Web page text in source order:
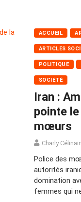
ACCUEIL
ARTICLES
POLITIQUE
SOCIÉTÉ
Iran :
pointe
mœurs
Charly Célinain
Police des
autorités
domination
femmes qui